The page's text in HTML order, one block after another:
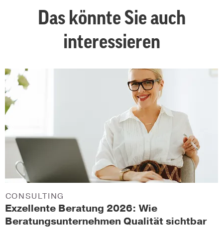
Das könnte Sie auch
interessieren
Exzellente Beratung 2026: Wie
Beratungsunternehmen Qualität sichtbar
CONSULTING